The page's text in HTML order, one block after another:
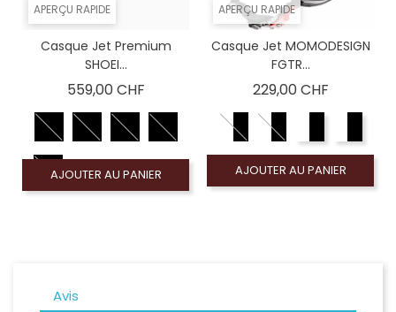
APERÇU RAPIDE
Casque Jet Premium
SHOEI...
559,00 CHFPrix
AJOUTER AU PANIER
APERÇU RAPIDE
Casque Jet MOMODESIGN
FGTR...
229,00 CHFPrix
AJOUTER AU PANIER
Avis